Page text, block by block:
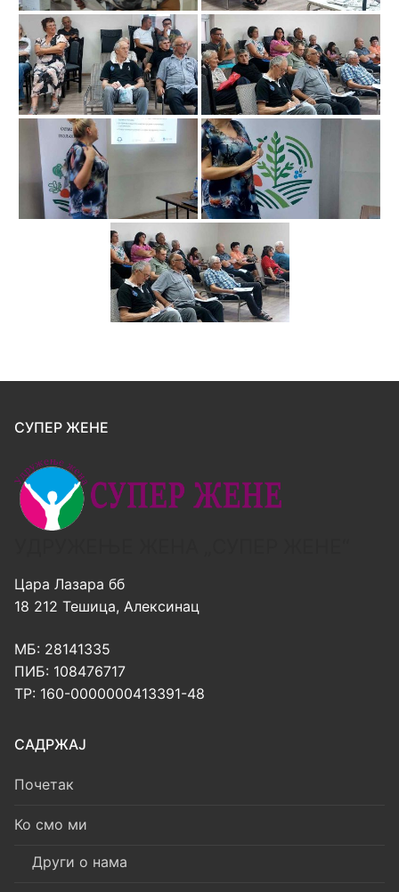
СУПЕР ЖЕНЕ
Цара Лазара бб
18 212 Тешица, Алексинац
МБ: 28141335
ПИБ: 108476717
ТР: 160-0000000413391-48
САДРЖАЈ
Почетак
Ко смо ми
Други о нама